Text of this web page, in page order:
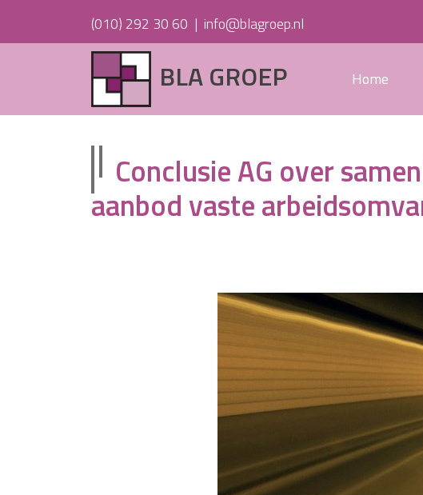
(010) 292 30 60 | info@blagroep.nl
BLA GROEP Home
Conclusie AG over
aanbod vaste